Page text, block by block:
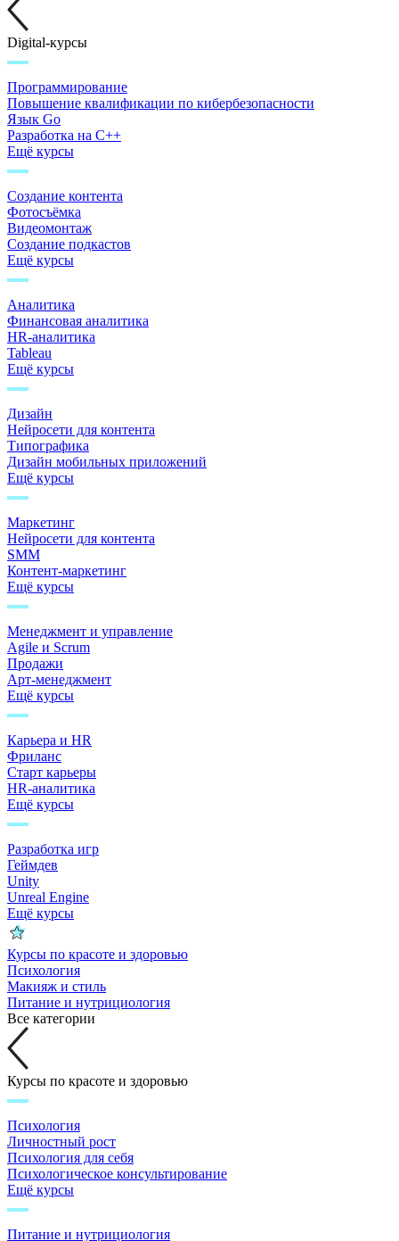
Digital-курсы
Программирование
Повышение квалификации по кибербезопасности
Язык Go
Разработка на C++
Ещё курсы
Создание контента
Фотосъёмка
Видеомонтаж
Создание подкастов
Ещё курсы
Аналитика
Финансовая аналитика
HR-аналитика
Tableau
Ещё курсы
Дизайн
Нейросети для контента
Типографика
Дизайн мобильных приложений
Ещё курсы
Маркетинг
Нейросети для контента
SMM
Контент-маркетинг
Ещё курсы
Менеджмент и управление
Agile и Scrum
Продажи
Арт-менеджмент
Ещё курсы
Карьера и HR
Фриланс
Старт карьеры
HR-аналитика
Ещё курсы
Разработка игр
Геймдев
Unity
Unreal Engine
Ещё курсы
Курсы по красоте и здоровью
Психология
Макияж и стиль
Питание и нутрициология
Все категории
Курсы по красоте и здоровью
Психология
Личностный рост
Психология для себя
Психологическое консультирование
Ещё курсы
Питание и нутрициология